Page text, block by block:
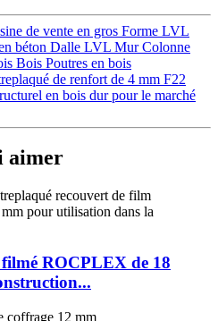
de vente en gros Forme LVL
béton Dalle LVL Mur Colonne
Bois Poutres en bois
de renfort de 4 mm F22
en bois dur pour le marché
aimer
ROCPLEX de 18